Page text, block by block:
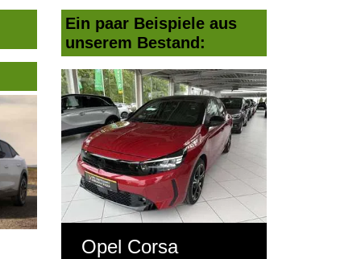
Ein paar Beispiele aus
unserem Bestand:
Opel Corsa